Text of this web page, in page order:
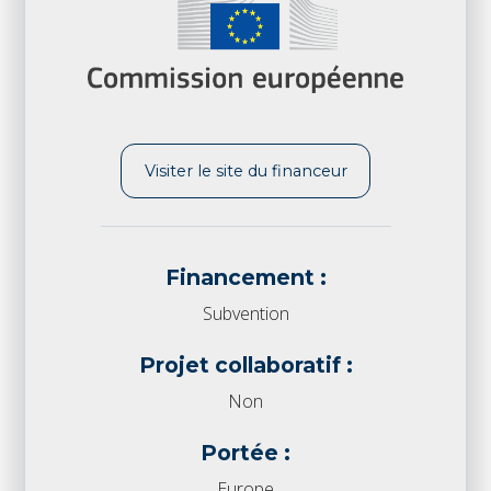
Visiter le site du financeur
Financement :
Subvention
Projet collaboratif :
Non
Portée :